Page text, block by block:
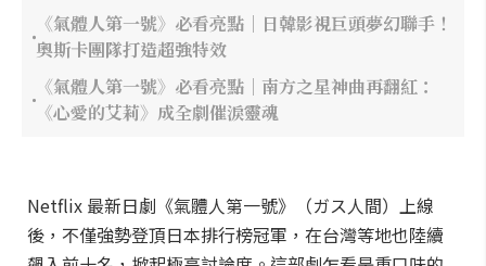
《氣體人第一號》必看亮點｜日韓影視巨頭夢幻聯手！
奧斯卡團隊打造超強特效
《氣體人第一號》必看亮點｜南方之星神曲再翻紅：
《心愛的艾莉》成全劇催淚靈魂
Netflix 最新日劇《氣體人第一號》（ガス人間）上線
後，不僅強勢登頂日本排行榜冠軍，在台灣等地也陸續